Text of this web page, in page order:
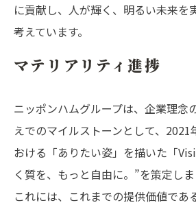
に貢献し、人が輝く、明るい未来を
考えています。
マテリアリティ進捗
ニッポンハムグループは、企業理念
えでのマイルストーンとして、
おける「ありたい姿」を描いた「
く質を、もっと自由に。”を策定しま
これには、これまでの提供価値であ